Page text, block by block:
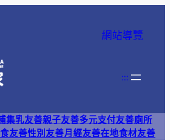
網站導覽
:::
集乳友善親子友善多元支付友善廁所
友善性別友善月經友善在地食材友善